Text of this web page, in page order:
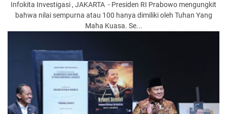
Infokita Investigasi , JAKARTA - Presiden RI Prabowo mengungkit
bahwa nilai sempurna atau 100 hanya dimiliki oleh Tuhan Yang
Maha Kuasa. Se...